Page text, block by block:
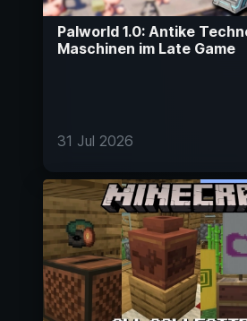
Palworld 1.0: Antike
Maschinen im Late Game
31 Jul 2026